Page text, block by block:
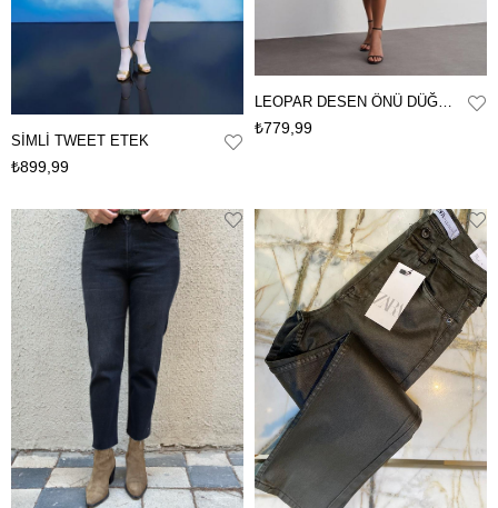
SİMLİ TWEET ETEK
₺899,99
LEOPAR DESEN ÖNÜ DÜĞMELİ DENİM MİDİ ETEK
₺779,99